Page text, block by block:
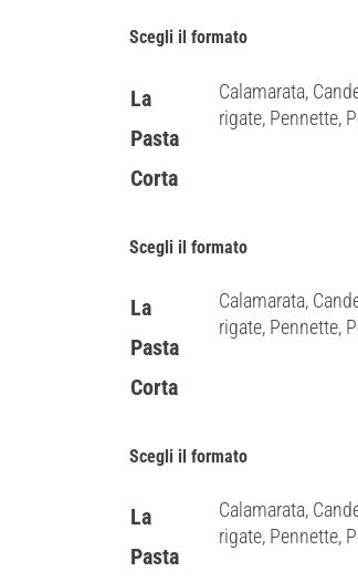
Scegli il formato
La
Pasta
Corta
Calamarata,
rigate, Pennette,
Scegli il formato
La
Pasta
Corta
Calamarata,
rigate, Pennette,
Scegli il formato
La
Pasta
Calamarata,
rigate, Pennette,